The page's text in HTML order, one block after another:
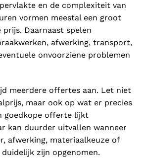
en de complexiteit van
vormen meestal een groot
Daarnaast spelen
afwerking, transport,
onvoorziene problemen
meerdere offertes aan. Let niet
maar ook op wat er precies
goedkope offerte lijkt
kan duurder uitvallen wanneer
afwerking, materiaalkeuze of
zijn opgenomen.